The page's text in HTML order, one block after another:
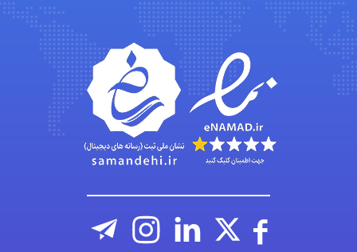
emami
ehtesham
Iman Hosseini